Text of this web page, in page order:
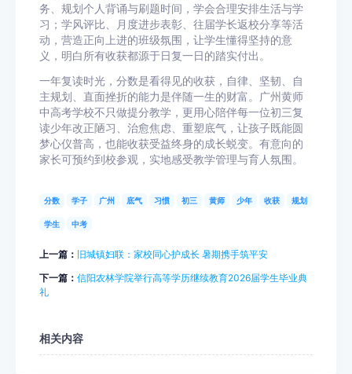
务、规划个人背诵与刷题时间，学会合理安排生活与学
习；学风评比、月度进步表彰、往届学长返校分享等活
动，营造正向上进的班级氛围，让学生懂得坚持的意
义，明白所有收获都源于日复一日的踏实付出。
一年复读时光，分数是看得见的收获，自律、坚韧、自
主规划、直面挫折的能力是伴随一生的财富。广州黄师
中高考学校不只做提分教学，更用心陪伴每一位初三复
读少年改正陋习、治愈焦虑、重塑底气，让孩子既能圆
梦心仪普高，也能收获受益终身的成长蜕变。有意向的
家长可预约到校参观，实地感受教学管理与育人氛围。
分数 学子 广州 底气 习惯 初三 黄师 少年 收获 规划
学生 中考
上一篇： 旧城镇妇联：家校同心护成长 暑期携手筑平安
下一篇： 信阳农林学院举行高等学历继续教育2026届学生毕业典
礼
相关内容